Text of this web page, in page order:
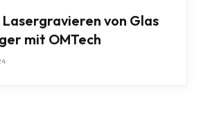
von Glas
mit OMTech